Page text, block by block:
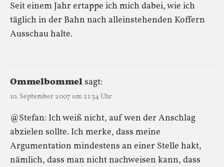
Seit einem Jahr ertappe ich mich dabei, wie ich
täglich in der Bahn nach alleinstehenden Koffern
Ausschau halte.
Ommelbommelsagt:
10. September 2007 um 21:34 Uhr
@Stefan: Ich weiß nicht, auf wen der Anschlag
abzielen sollte. Ich merke, dass meine
Argumentation mindestens an einer Stelle hakt,
nämlich, dass man nicht nachweisen kann, dass